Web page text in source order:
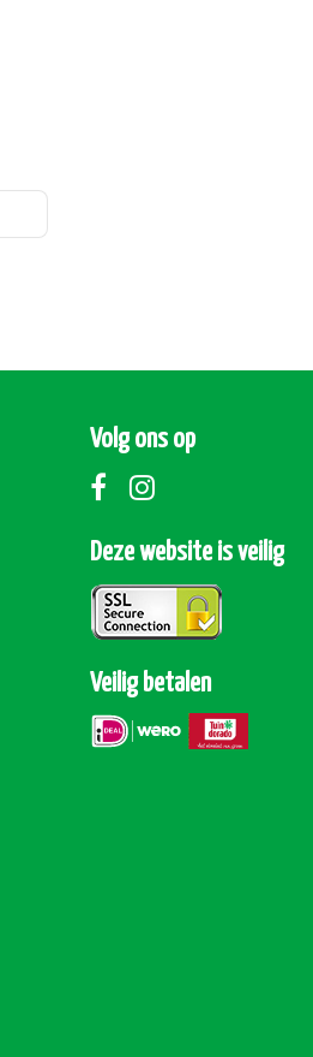
Volg ons op
Deze website is veilig
Veilig betalen